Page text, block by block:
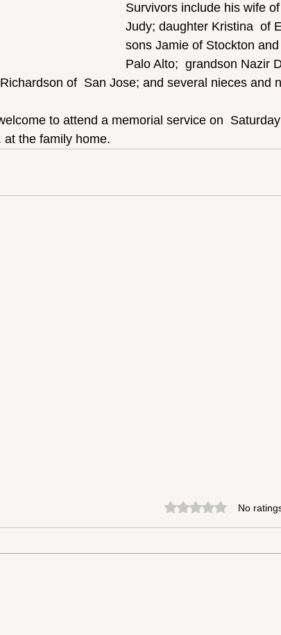
Survivors include his wife
Judy; daughter Kristina  of
sons Jamie of Stockton
Palo Alto;  grandson Nazir
of  San Jose; and several nieces and
to attend a memorial service on
the family home.
Rated 0 out of 5
No